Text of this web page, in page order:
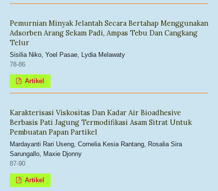
Pemurnian Minyak Jelantah Secara Bertahap Menggunakan
Adsorben Arang Sekam Padi, Ampas Tebu Dan Cangkang
Telur
Sisilia Niko, Yoel Pasae, Lydia Melawaty
78-86
Artikel
Karakterisasi Viskositas Dan Kadar Air Bioadhesive
Berbasis Pati Jagung Termodifikasi Asam Sitrat Untuk
Pembuatan Papan Partikel
Mardayanti Rari Useng, Cornelia Kesia Rantang, Rosalia Sira
Sarungallo, Maxie Djonny
87-90
Artikel